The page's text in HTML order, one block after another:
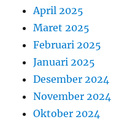
April 2025
Maret 2025
Februari 2025
Januari 2025
Desember 2024
November 2024
Oktober 2024